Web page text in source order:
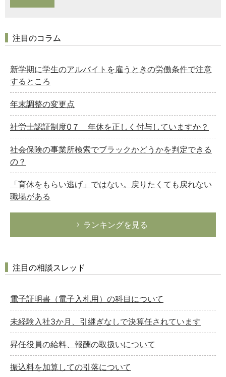
注目のコラム
新学期に学生のアルバイトを雇うときの労働条件で注意
するところ
年末調整の変更点
社労士認証制度0７ 年休を正しく付与していますか？
社会保険の事業所検索でブラックかどうかを判定できる
の？
「育休をもらい逃げ」ではない。戻りたくても戻れない
職場がある
ランキングを見る
注目の相談スレッド
電子証明書（電子入札用）の科目について
未経験入社3か月、引継ぎなしで決算任されています
昇任役員の給料、報酬の取扱いについて
振込料を加算しての引落について